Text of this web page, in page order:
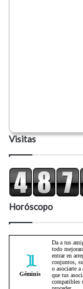
Visitas
Horóscopo